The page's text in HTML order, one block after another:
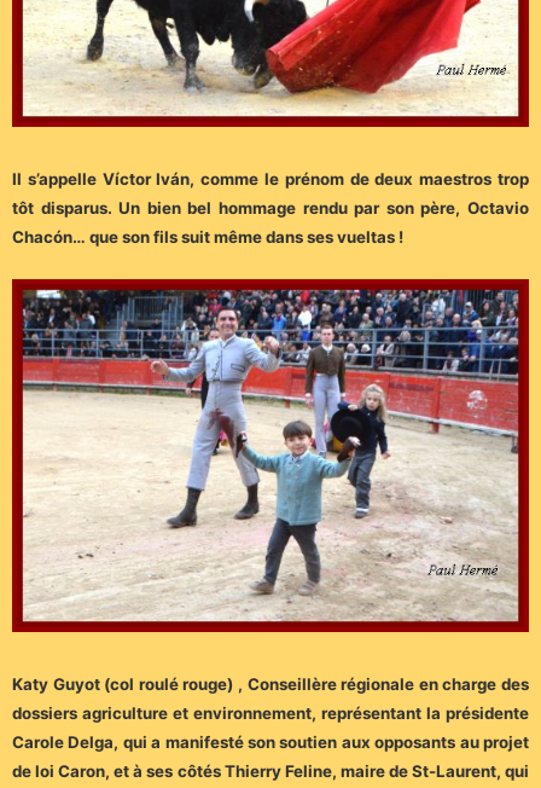
Il s’appelle Víctor Iván, comme le prénom de deux maestros trop
tôt disparus. Un bien bel hommage rendu par son père, Octavio
Chacón… que son fils suit même dans ses vueltas !
Katy Guyot (col roulé rouge) , Conseillère régionale en charge des
dossiers agriculture et environnement, représentant la présidente
Carole Delga, qui a manifesté son soutien aux opposants au projet
de loi Caron, et à ses côtés Thierry Feline, maire de St-Laurent, qui